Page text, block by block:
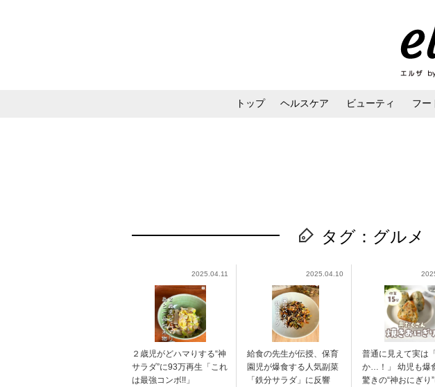
トップ ヘルスケア ビューティ フー
タグ：グルメ
2025.04.11
２歳児がどハマりする“神
サラダ”に93万再生「これ
は最強コンボ!!」
2025.04.10
給食の先生が伝授、保育
園児が爆食する人気副菜
「鉄分サラダ」に反響
普通に見えて実は
か…！」 幼児も爆
驚きの“神おにぎり